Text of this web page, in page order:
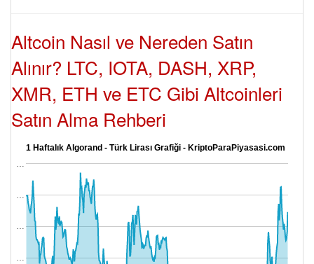
Altcoin Nasıl ve Nereden Satın
Alınır? LTC, IOTA, DASH, XRP,
XMR, ETH ve ETC Gibi Altcoinleri
Satın Alma Rehberi
1 Haftalık Algorand - Türk Lirası Grafiği - KriptoParaPiyasasi.com
…
…